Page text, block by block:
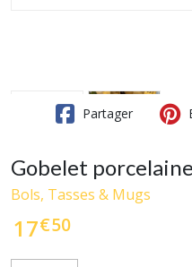
Partager
Gobelet
Bols, Tasses & Mugs
17€50